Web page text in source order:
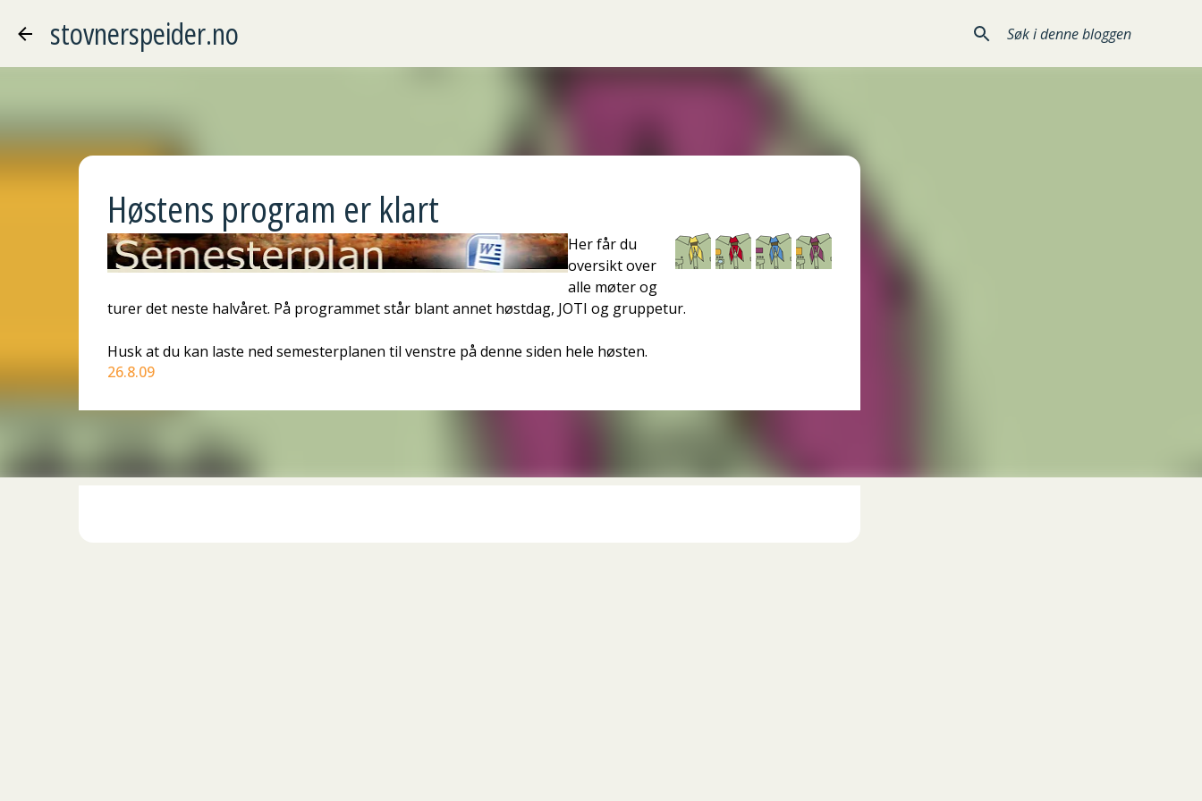
stovnerspeider.no
Høstens program er klart
Her får du
oversikt over
alle møter og
turer det neste halvåret. På programmet står blant annet høstdag, JOTI og gruppetur.
Husk at du kan laste ned semesterplanen til venstre på denne siden hele høsten.
26.8.09